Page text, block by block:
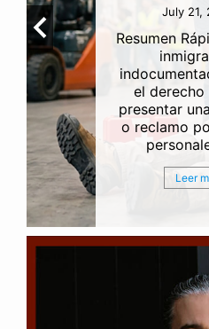
July 21,
Resumen
el derecho
presentar
o reclamo
Leer